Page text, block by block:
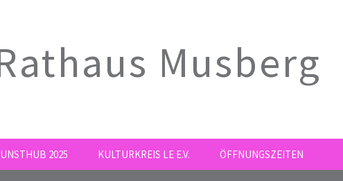
Musberg
2025 KULTURKREIS LE E.V. ÖFFNUNGSZEITEN